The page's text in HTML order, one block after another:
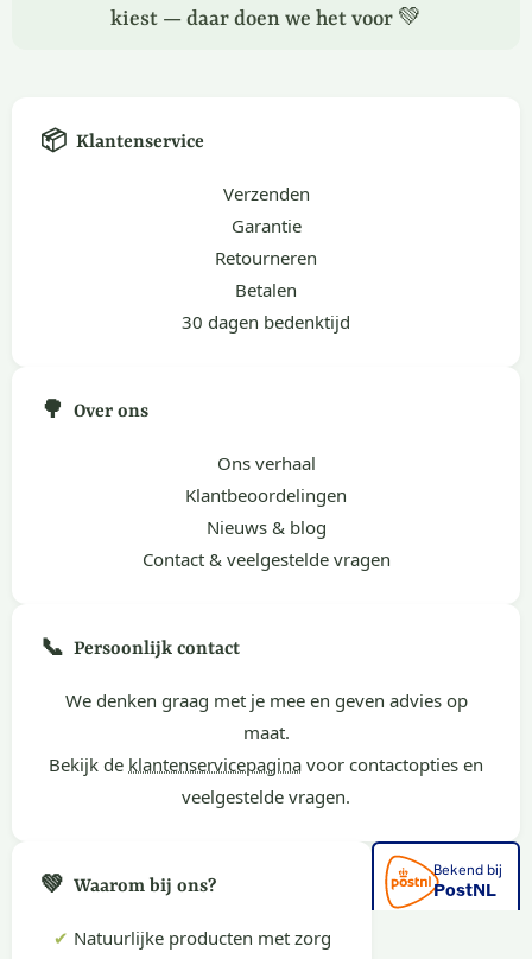
kiest — daar doen we het voor 💚
📦 Klantenservice
Verzenden
Garantie
Retourneren
Betalen
30 dagen bedenktijd
🌳 Over ons
Ons verhaal
Klantbeoordelingen
Nieuws & blog
Contact & veelgestelde vragen
📞 Persoonlijk contact
We denken graag met je mee en geven advies op
maat.
Bekijk de klantenservicepagina voor contactopties en
veelgestelde vragen.
💚 Waarom bij ons?
✔ Natuurlijke producten met zorg